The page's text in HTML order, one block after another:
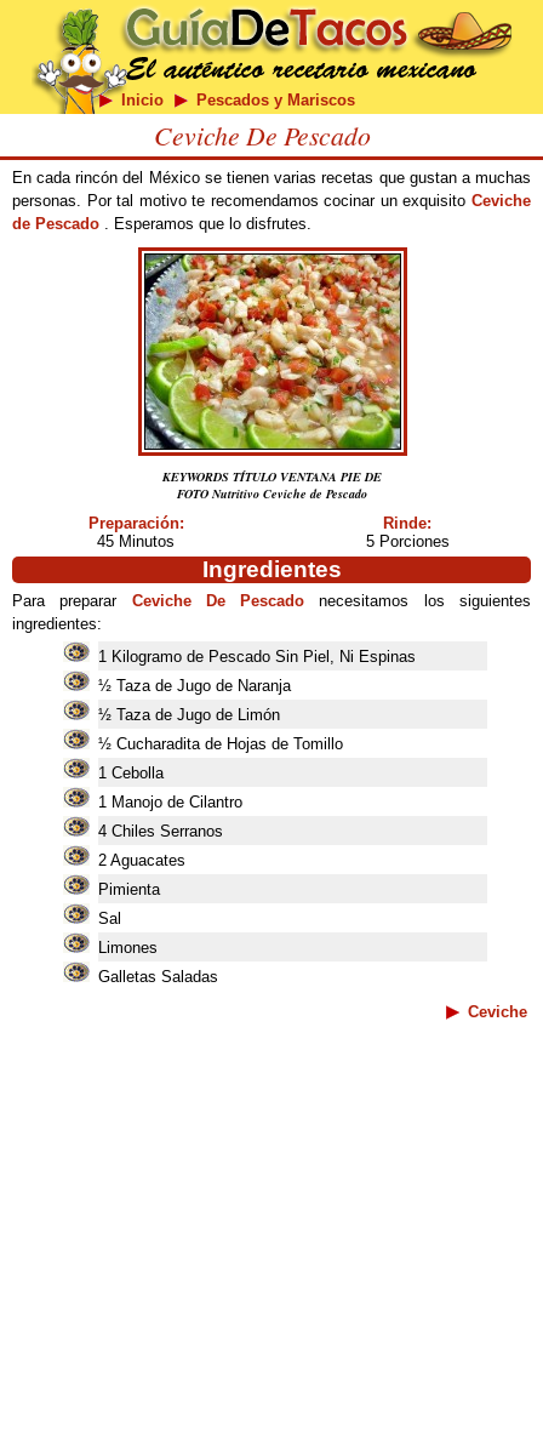
Inicio Pescados y Mariscos
Ceviche De Pescado
En cada rincón del México se tienen varias recetas que gustan a muchas
personas. Por tal motivo te recomendamos cocinar un exquisito Ceviche
de Pescado . Esperamos que lo disfrutes.
KEYWORDS TÍTULO VENTANA PIE DE
FOTO Nutritivo Ceviche de Pescado
Preparación:
45 Minutos
Rinde:
5 Porciones
Ingredientes
Para preparar Ceviche De Pescado necesitamos los siguientes
ingredientes:
1 Kilogramo de Pescado Sin Piel, Ni Espinas
½ Taza de Jugo de Naranja
½ Taza de Jugo de Limón
½ Cucharadita de Hojas de Tomillo
1 Cebolla
1 Manojo de Cilantro
4 Chiles Serranos
2 Aguacates
Pimienta
Sal
Limones
Galletas Saladas
Ceviche